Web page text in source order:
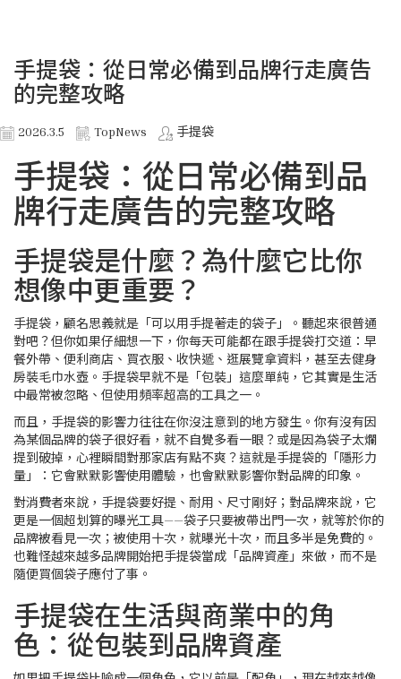
手提袋：從日常必備到品牌行走廣告
的完整攻略
2026.3.5 TopNews 手提袋
手提袋：從日常必備到品
牌行走廣告的完整攻略
手提袋是什麼？為什麼它比你
想像中更重要？
手提袋，顧名思義就是「可以用手提著走的袋子」。聽起來很普通
對吧？但你如果仔細想一下，你每天可能都在跟手提袋打交道：早
餐外帶、便利商店、買衣服、收快遞、逛展覽拿資料，甚至去健身
房裝毛巾水壺。手提袋早就不是「包裝」這麼單純，它其實是生活
中最常被忽略、但使用頻率超高的工具之一。
而且，手提袋的影響力往往在你沒注意到的地方發生。你有沒有因
為某個品牌的袋子很好看，就不自覺多看一眼？或是因為袋子太爛
提到破掉，心裡瞬間對那家店有點不爽？這就是手提袋的「隱形力
量」：它會默默影響使用體驗，也會默默影響你對品牌的印象。
對消費者來說，手提袋要好提、耐用、尺寸剛好；對品牌來說，它
更是一個超划算的曝光工具——袋子只要被帶出門一次，就等於你的
品牌被看見一次；被使用十次，就曝光十次，而且多半是免費的。
也難怪越來越多品牌開始把手提袋當成「品牌資產」來做，而不是
隨便買個袋子應付了事。
手提袋在生活與商業中的角
色：從包裝到品牌資產